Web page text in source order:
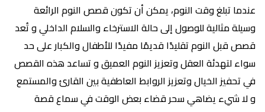
عندما تبلغ وقت النوم، يمكن أن تكون قصص النوم الرائعة
وسيلة مثالية للوصول إلى حالة الاسترخاء والسلام الداخلي و تُعد
قصص قبل النوم تقليدًا قديمًا مفيدًا للأطفال والكبار على حد
سواء لتهدئة العقل وتعزيز النوم العميق و تساعد هذه القصص
في تحفيز الخيال وتعزيز الروابط العاطفية بين القارئ والمستمع
و لا شيء يضاهي سحر قضاء بعض الوقت في سماع قصة